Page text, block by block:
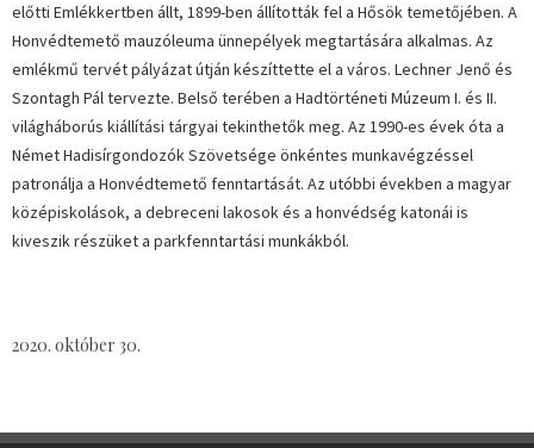
előtti Emlékkertben állt, 1899-ben állították fel a Hősök temetőjében. A
Honvédtemető mauzóleuma ünnepélyek megtartására alkalmas. Az
emlékmű tervét pályázat útján készíttette el a város. Lechner Jenő és
Szontagh Pál tervezte. Belső terében a Hadtörténeti Múzeum I. és II.
világháborús kiállítási tárgyai tekinthetők meg. Az 1990-es évek óta a
Német Hadisírgondozók Szövetsége önkéntes munkavégzéssel
patronálja a Honvédtemető fenntartását. Az utóbbi években a magyar
középiskolások, a debreceni lakosok és a honvédség katonái is
kiveszik részüket a parkfenntartási munkákból.
2020. október 30.